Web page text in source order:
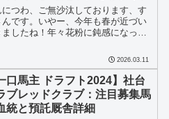
につわ、ご無沙汰しております、す
んです。いやー、今年も春が近づい
ましたね！年々花粉に鈍感になって
した。それとは別に春近しと言えば
申告！もう終わったよという方がほ
どでしょうか。今回は...
2026.03.11
口馬主 ドラフト2024】社台
ブレッドクラブ：注目募集馬
統と預託厩舎詳細